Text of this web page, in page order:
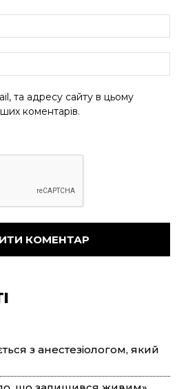
та адресу сайту в цьому
коментарів.
з анестезіологом, який